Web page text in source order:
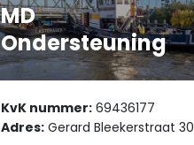
MD
Ondersteuning
KvK nummer: 69436177
Adres: Gerard Bleekerstraat 30